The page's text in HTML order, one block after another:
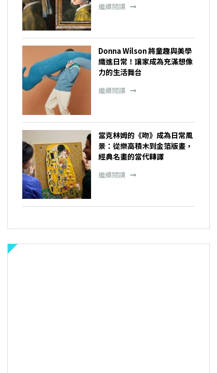
繼續閱讀
Donna Wilson 將童趣與美學
織進日常！讓家成為充滿想像
力的生活舞台
繼續閱讀
當克林姆的《吻》成為日常風
景：從樂高積木到金箔版畫，
經典名畫的當代轉譯
繼續閱讀